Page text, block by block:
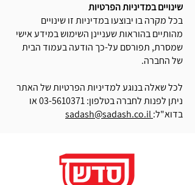
שינויים במדיניות הפרטיות
בכל מקרה בו יבוצעו במדיניות זו שינויים
מהותיים בהוראות שעניינן השימוש במידע אישי
שמסרת, תפורסם על-כך הודעה בעמוד הבית
של החברה.
לכל שאלה בנוגע למדיניות הפרטיות של האתר
ניתן לפנות לחברה בטלפון:03-5610371או
בדוא"ל: